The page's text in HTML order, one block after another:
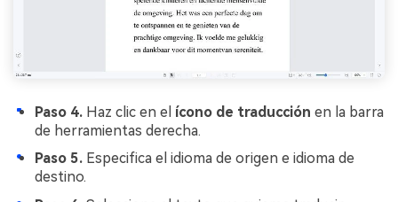
Paso 4. Haz clic en el ícono de traducción en la barra
de herramientas derecha.
Paso 5. Especifica el idioma de origen e idioma de
destino.